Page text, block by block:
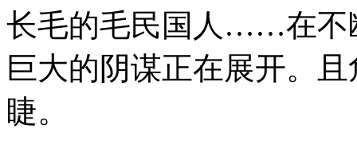
长毛的毛民国人……在不
巨大的阴谋正在展开。
睫。